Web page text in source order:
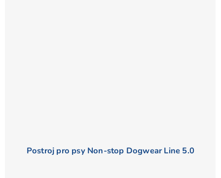
Postroj pro psy Non-stop Dogwear Line 5.0